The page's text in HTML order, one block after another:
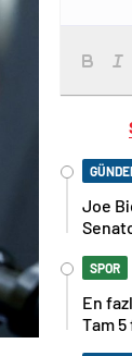
Joe
SPOR
En
Tam